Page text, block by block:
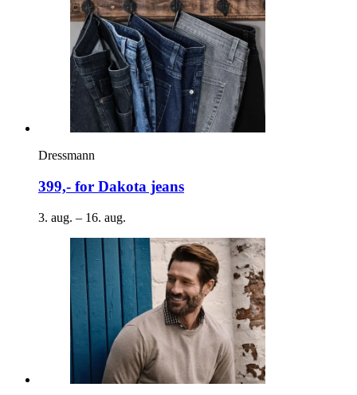
Dressmann
399,- for Dakota jeans
3. aug. – 16. aug.